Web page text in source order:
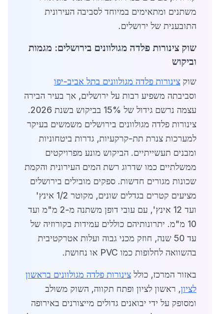
משתנים ומתאימים במיוחד לסביבה העירונית
התובענית של ירושלים.
שוק צינורות פלדה מגולוונים בירושלים: מגמות
וביקוש
שוק צינורות פלדה מגולוונים בתל אביב-יפו
וסביבתה משפיע רבות על ירושלים, אך בעיר הבירה
עצמה נרשם גידול של 15% בביקוש בשנת 2026.
צינורות פלדה מגולוונים בירושלים משמשים בעיקר
למערכות צנרת תת-קרקעיות, גדרות ביטחוניות
ומבנים תעשייתיים. הביקוש מונע מפרויקטים
ממשלתיים כמו שדרוג רשת המים העירונית והקמת
שכונות מגורים חדשות. ספקים מובילים בירושלים
מציעים קטרים בגדלים שונים, מקוטר 1/2 אינץ'
ועד 12 אינץ', עם עובי דופן משתנה מ-2 מ"מ ועד
10 מ"מ. יתרונותיהם כוללים עמידות בקורוזיה של
עד 50 שנה, חוזק מכני גבוה ועלות אטרקטיבית
בהשוואה לחלופות כמו PVC או נחושת.
באזור המרכז, כולל צינורות פלדה מגולוונים בראשון
לציון, ראשון לציון ופתח תקווה, השוק משולב
ומסופק על ידי יבואנים גדולים מייצורנים באירופה